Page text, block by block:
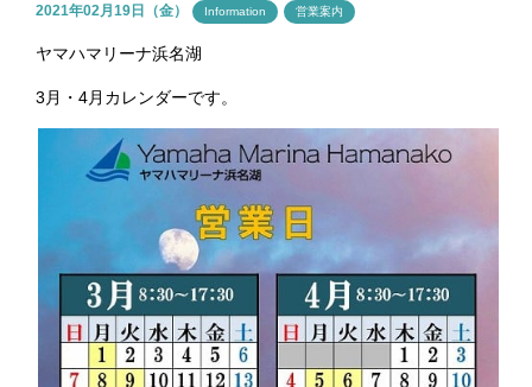
2021年02月19日（金） Information 営業案内
ヤマハマリーナ浜名湖
3月・4月カレンダーです。